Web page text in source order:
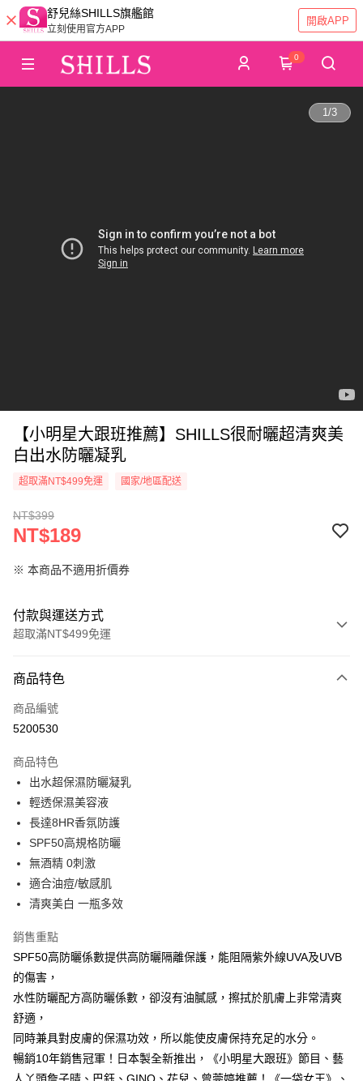
舒兒絲SHILLS旗艦館
立刻使用官方APP
開啟APP
0
1/3
【小明星大跟班推薦】SHILLS很耐曬超清爽美
白出水防曬凝乳
超取滿NT$499免運 國家/地區配送
NT$399
NT$189
※ 本商品不適用折價券
付款與運送方式
超取滿NT$499免運
信用卡一次付款
超商取貨付款
Apple Pay
街口支付
悠遊付
ATM付款
運送方式
全家取貨付款
每筆NT$85，滿NT$499(含以上)免運費
付款後全家取貨
7-11取貨付款
每筆NT$85，滿NT$499(含以上)免運費
商品特色
商品編號
5200530
商品特色
出水超保濕防曬凝乳
輕透保濕美容液
長達8HR香氛防護
SPF50高規格防曬
無酒精 0刺激
適合油痘/敏感肌
清爽美白 一瓶多效
銷售重點
SPF50高防曬係數提供高防曬隔離保護，能阻隔紫外線UVA及UVB
的傷害，
水性防曬配方高防曬係數，卻沒有油膩感，擦拭於肌膚上非常清爽
舒適，
同時兼具對皮膚的保濕功效，所以能使皮膚保持充足的水分。
暢銷10年銷售冠軍！日本製全新推出，《小明星大跟班》節目、藝